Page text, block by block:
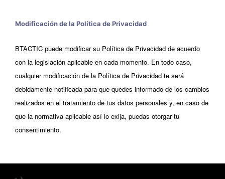
Modificación de la Política de Privacidad
BTACTIC puede modificar su Política de Privacidad de acuerdo
con la legislación aplicable en cada momento. En todo caso,
cualquier modificación de la Política de Privacidad te será
debidamente notificada para que quedes informado de los cambios
realizados en el tratamiento de tus datos personales y, en caso de
que la normativa aplicable así lo exija, puedas otorgar tu
consentimiento.